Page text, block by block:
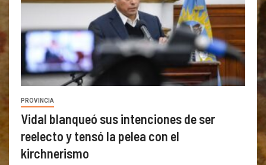
PROVINCIA
Vidal blanqueó sus intenciones de ser
reelecto y tensó la pelea con el
kirchnerismo